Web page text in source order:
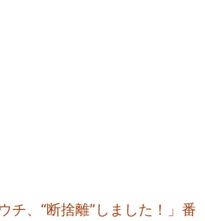
チ、“断捨離”しました！」番